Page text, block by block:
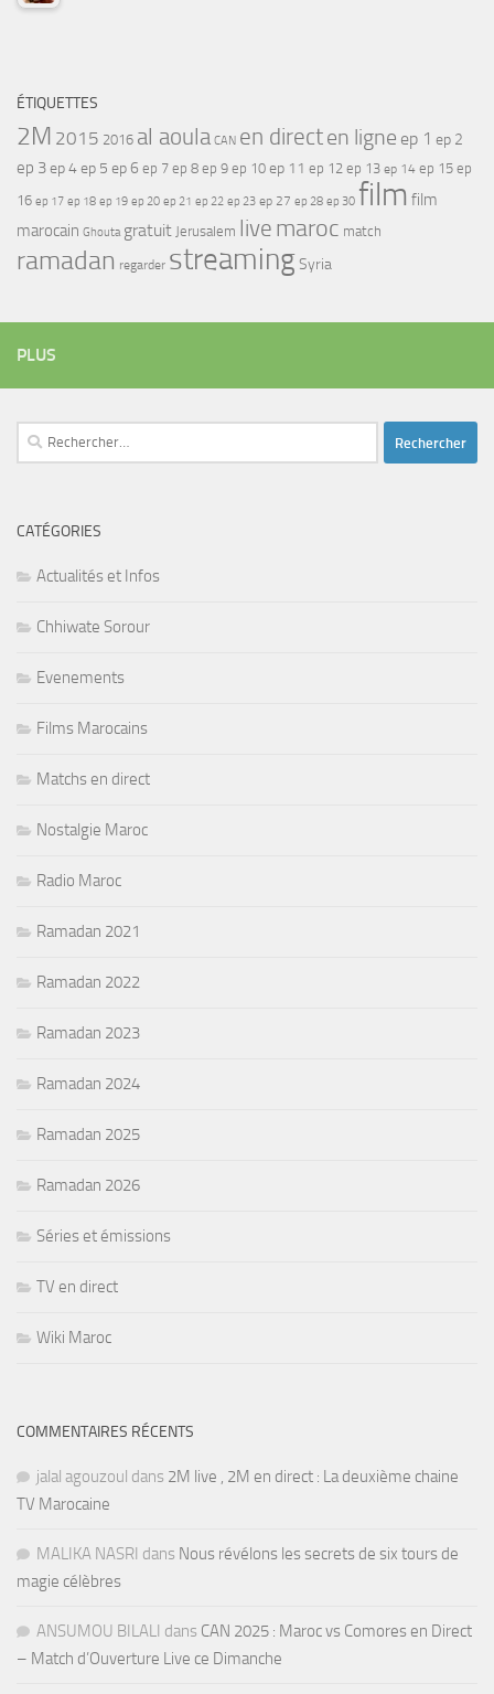
ÉTIQUETTES
2M 2015 2016 al aoula CAN en directen ligne ep 1 ep 2
ep 3ep 4ep 5 ep 6 ep 7 ep 8 ep 9 ep 10 ep 11 ep 12 ep 13 ep 14 ep 15 ep
16 ep 17 ep 18 ep 19 ep 20 ep 21 ep 22 ep 23 ep 27 ep 28 ep 30 film film
marocain Ghouta gratuit Jerusalem live maroc match
ramadan regarder streamingSyria
PLUS
Rechercher :
CATÉGORIES
Actualités et Infos
Chhiwate Sorour
Evenements
Films Marocains
Matchs en direct
Nostalgie Maroc
Radio Maroc
Ramadan 2021
Ramadan 2022
Ramadan 2023
Ramadan 2024
Ramadan 2025
Ramadan 2026
Séries et émissions
TV en direct
Wiki Maroc
COMMENTAIRES RÉCENTS
jalal agouzoul dans 2M live , 2M en direct : La deuxième chaine
TV Marocaine
MALIKA NASRI dans Nous révélons les secrets de six tours de
magie célèbres
ANSUMOU BILALI dans CAN 2025 : Maroc vs Comores en Direct
– Match d’Ouverture Live ce Dimanche